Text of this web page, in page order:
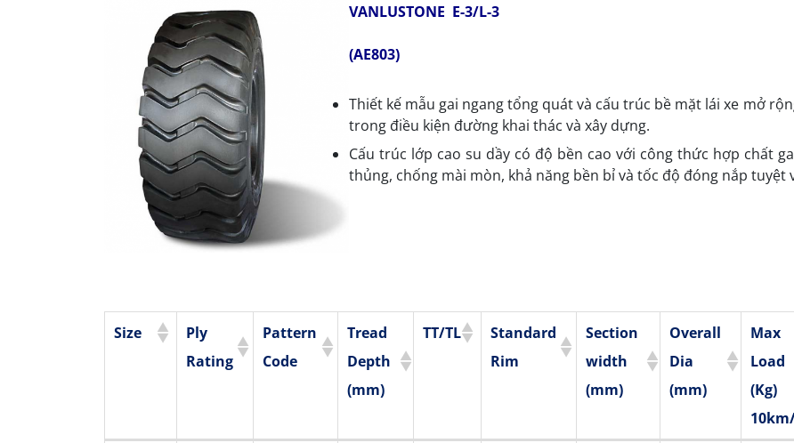
VANLUSTONE E-3/L-3
(AE803)
Thiết kế mẫu gai ngang tổng quát và cấu trúc bề mặt lái xe mở
trong điều kiện đường khai thác và xây dựng.
Cấu trúc lớp cao su dầy có độ bền cao với công thức hợp chất
thủng, chống mài mòn, khả năng bền bỉ và tốc độ đóng nắp tuyệt
Size
Ply
Rating
Pattern
Code
Tread
Depth
(mm)
TT/TL
Standard
Rim
Section
width
(mm)
Overall
Dia
(mm)
Max
Load
(Kg)